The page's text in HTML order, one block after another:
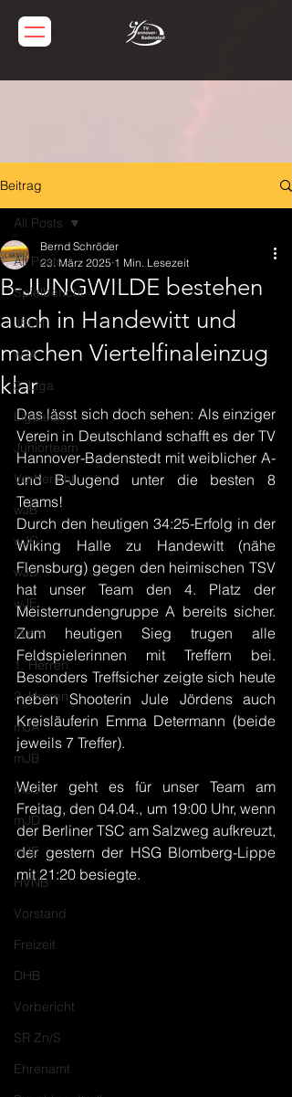
Beitrag
All Posts
Spielbericht
JBLH
wJA
3. Liga
Ligateam
Juniorteam
Vorbericht
wJB
wJC
wJD
wJE
Minis
1. Herren
2. Herren
mJA
mJB
mJC
mJD
mJE
HVNB
Vorstand
Freizeit
DHB
Vorbericht
SR Zn/S
Ehrenamt
All Posts
B-JUNGWILDE bestehen
auch in Handewitt und
machen Viertelfinaleinzug
klar
Bernd Schröder
23. März 2025 1 Min. Lesezeit
Das lässt sich doch sehen: Als einziger
Verein in Deutschland schafft es der TV
Hannover-Badenstedt mit weiblicher A-
und B-Jugend unter die besten 8
Teams!
Durch den heutigen 34:25-Erfolg in der
Wiking Halle zu Handewitt (nähe
Flensburg) gegen den heimischen TSV
hat unser Team den 4. Platz der
Meisterrundengruppe A bereits sicher.
Zum heutigen Sieg trugen alle
Feldspielerinnen mit Treffern bei.
Besonders Treffsicher zeigte sich heute
neben Shooterin Jule Jördens auch
Kreisläuferin Emma Determann (beide
jeweils 7 Treffer).
Weiter geht es für unser Team am
Freitag, den 04.04., um 19:00 Uhr, wenn
der Berliner TSC am Salzweg aufkreuzt,
der gestern der HSG Blomberg-Lippe
mit 21:20 besiegte.